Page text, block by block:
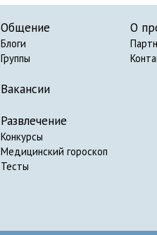
Общение
Блоги
Группы
Вакансии
Развлечение
Конкурсы
Медицинский гороскоп
Тесты
О